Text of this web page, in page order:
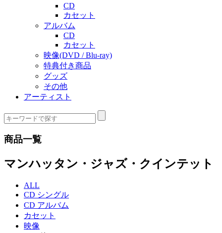
CD
カセット
アルバム
CD
カセット
映像(DVD / Blu-ray)
特典付き商品
グッズ
その他
アーティスト
商品一覧
マンハッタン・ジャズ・クインテット
ALL
CD シングル
CD アルバム
カセット
映像